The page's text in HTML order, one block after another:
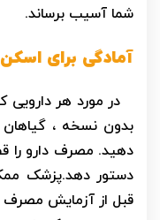
شما آسیب برساند.
آمادگی برای
در مورد هر دارویی
بدون نسخه ،
دهید. مصرف دارو را
دستور دهد.پزشک
قبل از آزمایش مصرف